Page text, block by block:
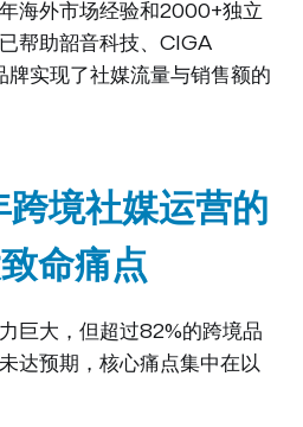
海外市场经验和2000+独立
帮助韶音科技、CIGA
实现了社媒流量与销售额的
境社媒运营的
命痛点
巨大，但超过82%的跨境品
达预期，核心痛点集中在以